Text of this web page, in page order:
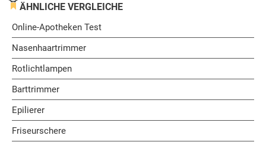
ÄHNLICHE VERGLEICHE
Online-Apotheken Test
Nasenhaartrimmer
Rotlichtlampen
Barttrimmer
Epilierer
Friseurschere